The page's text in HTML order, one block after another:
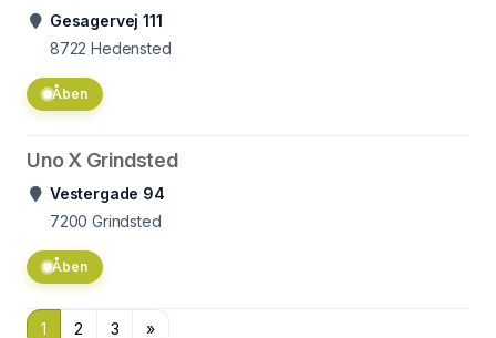
Gesagervej 111
8722 Hedensted
Åben
Uno X Grindsted
Vestergade 94
7200 Grindsted
Åben
1 2 3 »